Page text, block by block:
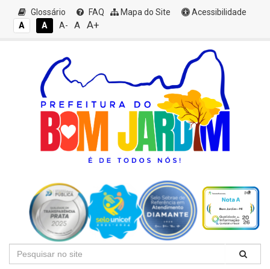
Glossário FAQ Mapa do Site
Acessibilidade
A
A A- A A+